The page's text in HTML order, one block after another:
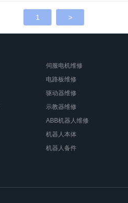
1 >
伺服电机维修
电路板维修
驱动器维修
示教器维修
ABB机器人维修
机器人本体
机器人备件